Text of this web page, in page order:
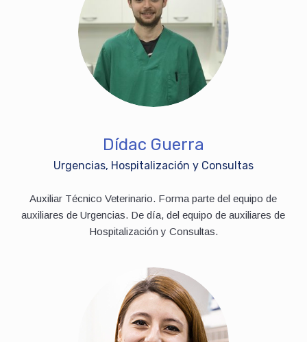
Dídac Guerra
Urgencias, Hospitalización y Consultas
Auxiliar Técnico Veterinario. Forma parte del equipo de
auxiliares de Urgencias. De día, del equipo de auxiliares de
Hospitalización y Consultas.